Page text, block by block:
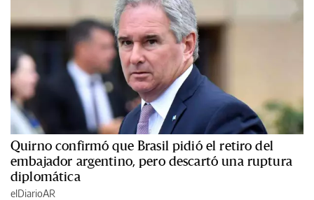
Quirno confirmó que Brasil pidió el retiro del
embajador argentino, pero descartó una ruptura
diplomática
elDiarioAR